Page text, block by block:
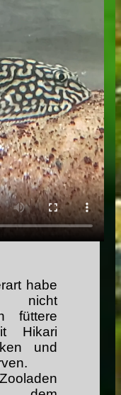
habe
füttere
Hikari
und